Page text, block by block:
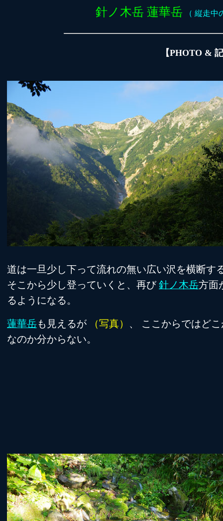
針ノ木岳 蓮華岳 （ 縦走中
【PHOTO &
道は一旦少し下って流れの無い広い沢を横断す
そこから少し登っていくと、再び針ノ木岳方面
るようになる。
蓮華岳も見えるが （写真） 、 ここからではど
なのか分からない。